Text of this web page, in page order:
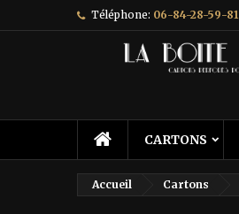
Téléphone: 06-84-28-59-81
CARTONS
Accueil Cartons